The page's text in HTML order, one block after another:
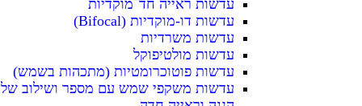
עדשות ראייה חד־מוקדיות
עדשות דו-מוקדיות (Bifocal)
עדשות משרדיות
עדשות מולטיפוקל
עדשות פוטוכרומטיות (מתכהות בשמש)
עדשות משקפי שמש עם מספר ושילוב של